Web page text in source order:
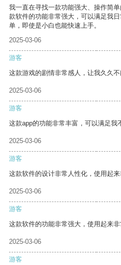
我一直在寻找一款功能强大、操作简
款软件的功能非常强大，可以满足我
单，即使是小白也能快速上手。
2025-03-06
游客
这款游戏的剧情非常感人，让我久久不
2025-03-06
游客
这款app的功能非常丰富，可以满足我
2025-03-06
游客
这款软件的设计非常人性化，使用起来
2025-03-06
游客
这款软件的功能非常强大，使用起来非
2025-03-06
游客